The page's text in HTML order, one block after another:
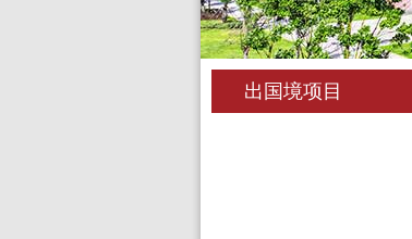
出国境项目